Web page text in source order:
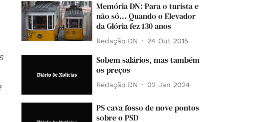
Memória DN: Para o turista e
não só... Quando o Elevador
da Glória fez 130 anos
Redação DN 24 Out 2015
Sobem salários, mas também
os preços
Redação DN 02 Jan 2024
PS cava fosso de nove pontos
sobre o PSD